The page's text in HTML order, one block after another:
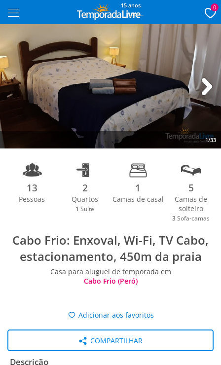
15 anos 0
1/33
Next
13
Pessoas
2
Quartos
1 Suíte
1
Camas de casal
5
Camas de
solteiro
3 Sofa-camas
Cabo Frio: Enxoval, Wi-Fi, TV Cabo,
estacionamento, 450m da praia
Casa para aluguel de temporada em
Cabo Frio (Peró)
Adicionar aos favoritos
COMPARTILHAR
Descrição